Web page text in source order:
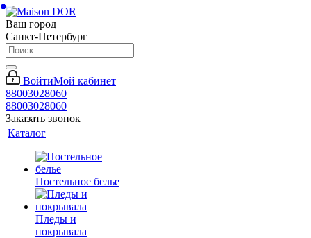
Ваш город
Санкт-Петербург
ВойтиМой кабинет
88003028060
88003028060
Заказать звонок
Каталог
Постельное белье
Пледы и
покрывала